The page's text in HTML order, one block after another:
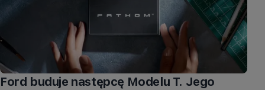
Ford buduje następcę Modelu T. Jego